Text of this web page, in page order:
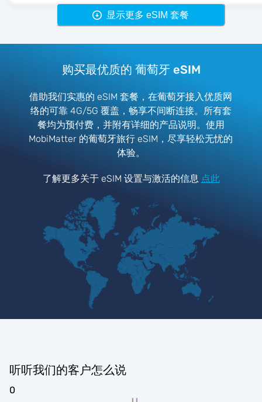
显示更多 eSIM 套餐
购买最优质的 葡萄牙 eSIM
借助我们实惠的 eSIM 套餐，在葡萄牙接入优质网
络的可靠 4G/5G 覆盖，畅享不间断连接。所有套
餐均为预付费，并附有详细的产品说明。使用
MobiMatter 的葡萄牙旅行 eSIM，尽享轻松无忧的
体验。
了解更多关于 eSIM 设置与激活的信息 点此
听听我们的客户怎么说
0